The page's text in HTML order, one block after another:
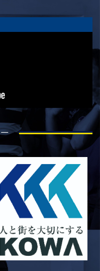
本亮斗-
塚悠大-
田宗久-
2 稲西輝紀